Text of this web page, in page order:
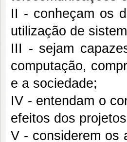
II - conheçam os
utilização de
III - sejam
computação,
e a sociedade;
IV - entendam o
efeitos dos
V - considerem os